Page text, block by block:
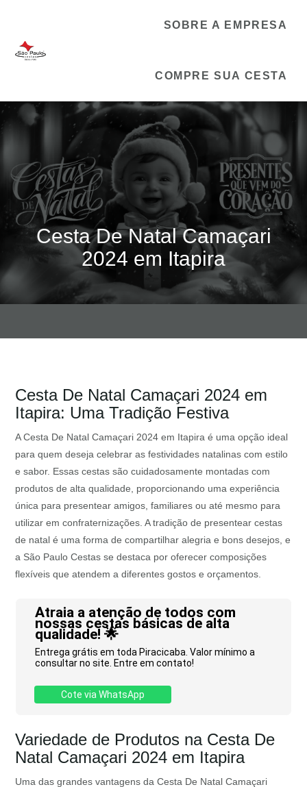
SOBRE A EMPRESA
COMPRE SUA CESTA
Cesta De Natal Camaçari
2024 em Itapira
Cesta De Natal Camaçari 2024 em
Itapira: Uma Tradição Festiva
A Cesta De Natal Camaçari 2024 em Itapira é uma opção ideal
para quem deseja celebrar as festividades natalinas com estilo
e sabor. Essas cestas são cuidadosamente montadas com
produtos de alta qualidade, proporcionando uma experiência
única para presentear amigos, familiares ou até mesmo para
utilizar em confraternizações. A tradição de presentear cestas
de natal é uma forma de compartilhar alegria e bons desejos, e
a São Paulo Cestas se destaca por oferecer composições
flexíveis que atendem a diferentes gostos e orçamentos.
Atraia a atenção de todos com
nossas cestas básicas de alta
qualidade! 🌟
Entrega grátis em toda Piracicaba. Valor mínimo a
consultar no site. Entre em contato!
Cote via WhatsApp
Variedade de Produtos na Cesta De
Natal Camaçari 2024 em Itapira
Uma das grandes vantagens da Cesta De Natal Camaçari